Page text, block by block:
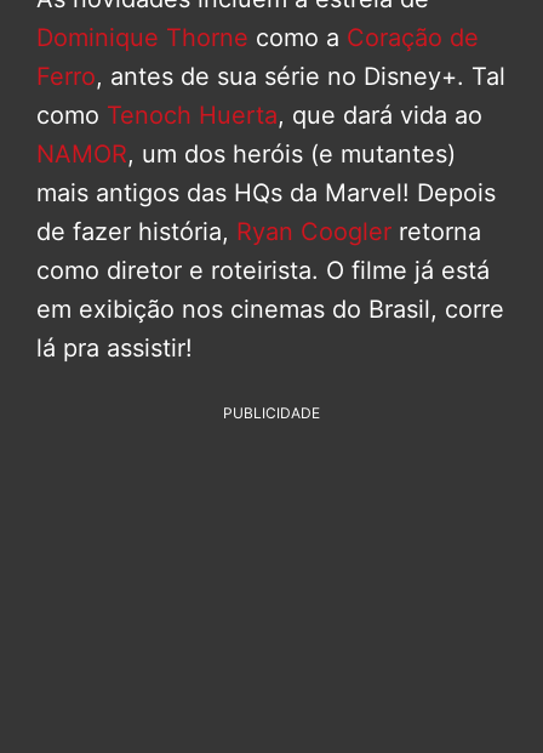
Dominique Thorne como a Coração de
Ferro, antes de sua série no Disney+. Tal
como Tenoch Huerta, que dará vida ao
NAMOR, um dos heróis (e mutantes)
mais antigos das HQs da Marvel! Depois
de fazer história, Ryan Coogler retorna
como diretor e roteirista. O filme já está
em exibição nos cinemas do Brasil, corre
lá pra assistir!
PUBLICIDADE